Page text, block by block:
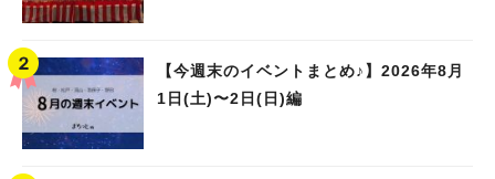
【今週末のイベントまとめ♪】2026年8月
1日(土)〜2日(日)編